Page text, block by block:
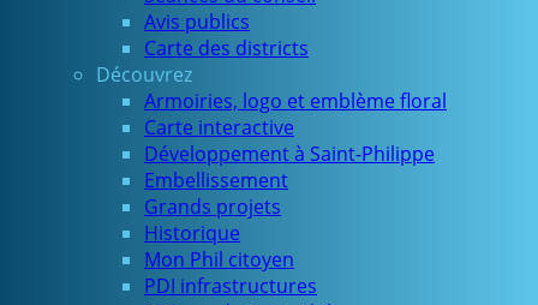
Avis publics
Carte des districts
Découvrez
Armoiries, logo et emblème floral
Carte interactive
Développement à Saint-Philippe
Embellissement
Grands projets
Historique
Mon Phil citoyen
PDI infrastructures